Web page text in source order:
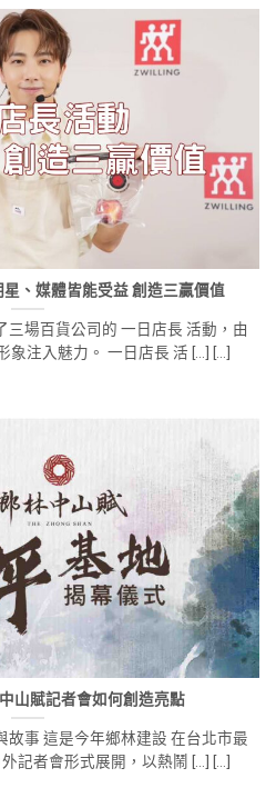
、媒體皆能受益 創造三贏價值
場百貨公司的 一日店長 活動，由
注入魅力。 一日店長 活 [...] [...]
山賦記者會如何創造亮點
故事 這是今年鄉林建設 在台北市最
記者會形式展開，以熱鬧 [...] [...]